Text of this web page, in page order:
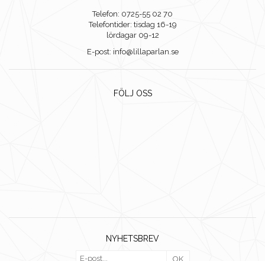
Telefon: 0725-55 02 70
Telefontider: tisdag 16-19
lördagar 09-12
E-post: info@lillaparlan.se
FÖLJ OSS
NYHETSBREV
OK